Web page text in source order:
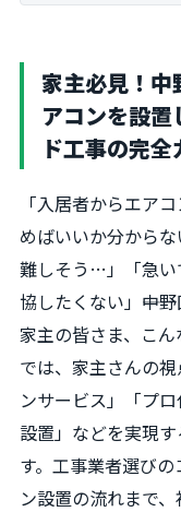
家主必見！中
アコンを設
ド工事の完全
「入居者からエア
めばいいか分から
難しそう…」「急い
協したくない」――中
家主の皆さま、こ
では、家主さんの
ンサービス」「プ
設置」などを実現
す。工事業者選び
ン設置の流れまで